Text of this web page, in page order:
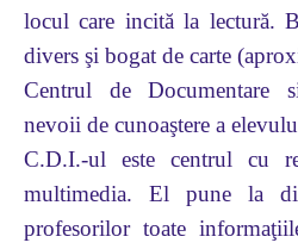
locul care incită la lectură.
divers şi bogat de carte
Centrul de Documentare
nevoii de cunoaştere a
C.D.I.-ul este centrul cu
multimedia. El pune la
profesorilor toate